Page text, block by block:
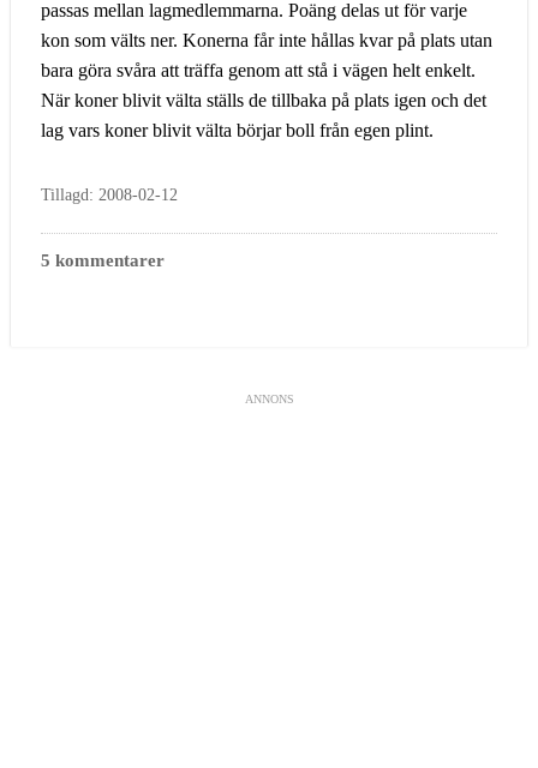
passas mellan lagmedlemmarna. Poäng delas ut för varje
kon som välts ner. Konerna får inte hållas kvar på plats utan
bara göra svåra att träffa genom att stå i vägen helt enkelt.
När koner blivit välta ställs de tillbaka på plats igen och det
lag vars koner blivit välta börjar boll från egen plint.
Tillagd: 2008-02-12
5 kommentarer
ANNONS